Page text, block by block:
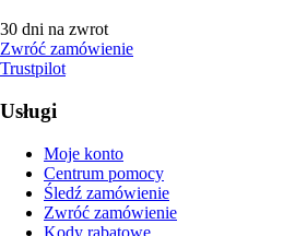
30 dni na zwrot
Zwróć zamówienie
Trustpilot
Usługi
Moje konto
Centrum pomocy
Śledź zamówienie
Zwróć zamówienie
Kody rabatowe